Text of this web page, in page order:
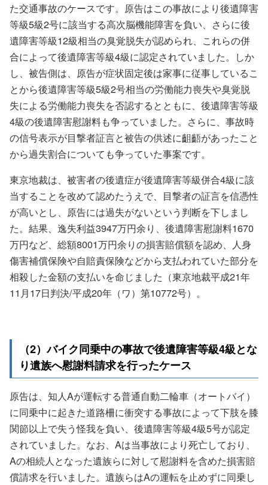
た交通事故のケースです。原告はこの事故により後遺障害
等級5級2号に該当する高次脳機能障害を負い、さらに後
遺障害等級12級相当の臭覚脱失が認められ、これらの併
合によって後遺障害等級4級に認定されていました。しか
し、被告側は、原告が症状固定後は家事に従事しているこ
とから後遺障害等級5級2号相当の労働能力喪失や臭覚脱
失による労働能力喪失を否認するとともに、後遺障害等級
4級の後遺障害慰謝料も争っていました。さらに、事故時
の信号表示が目撃者証言と被告の供述に齟齬があったこと
から過失割合についても争っていた事案です。
東京地裁は、被害者の後遺症が後遺障害等級併合4級に該
当することを改めて認めたうえで、目撃者の証言を信憑性
が高いとし、原告には過失がないという判断を下しまし
た。結果、逸失利益3947万円余り、後遺障害慰謝料1670
万円など、総額8001万円余りの損害賠償額を認め、人身
傷害補償保険や自賠責保険などから支払われていた部分を
相殺した金額の支払いを命じました（東京地裁平成21年
11月17日判決/平成20年（ワ）第10772号）。
（2）バイク同乗中の事故で後遺障害等級4級とな
り遺族へ慰謝料請求を行ったケース
原告は、知人Aが運転する普通自動二輪車（オートバイ）
に同乗中に起きた道路柵に衝突する事故によって下肢を膝
関節以上で失う怪我を負い、後遺障害等級4級5号が認定
されていました。なお、Aは当事故により死亡しており、
Aの相続人となった遺族らに対して慰謝料を含めた損害賠
償請求を行いました。遺族らはAの運転を止めずに同乗し